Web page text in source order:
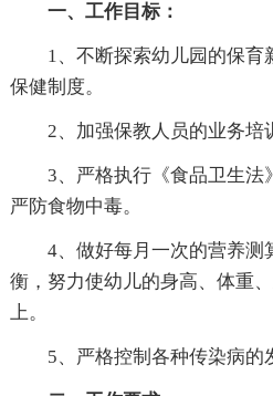
一、工作目标：
1、不断探索幼儿园的保育
保健制度。
2、加强保教人员的业务培
3、严格执行《食品卫生法
严防食物中毒。
4、做好每月一次的营养测
衡，努力使幼儿的身高、体重
上。
5、严格控制各种传染病的